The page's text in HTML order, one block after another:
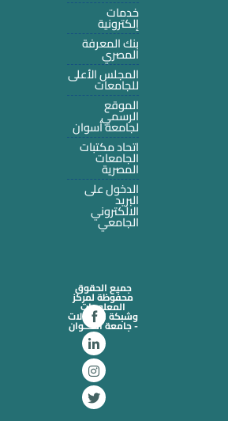
خدمات
إلكترونية
بنك المعرفة
المصري
المجلس الأعلى
للجامعات
الموقع
الرسمي
لجامعة أسوان
اتحاد مكتبات
الجامعات
المصرية
الدخول على
البريد
الالكتروني
الجامعي
جميع الحقوق
محفوظة لمركز
المعلومات
وشبكة الاتصالات
- جامعة أســـوان